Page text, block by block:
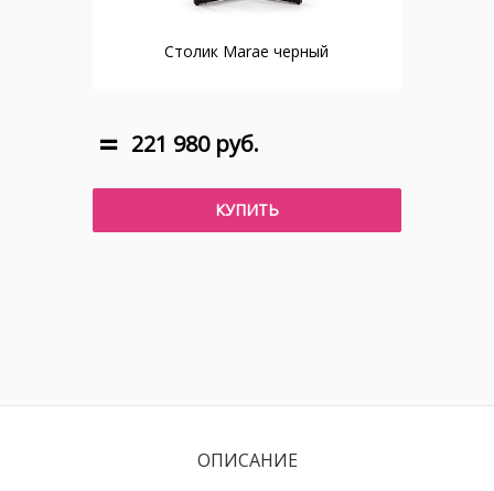
Столик Marae черный
221 980 руб.
КУПИТЬ
ОПИСАНИЕ